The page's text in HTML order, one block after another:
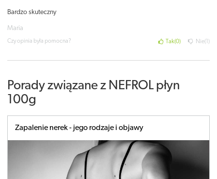
Bardzo skuteczny
Maria
Czy opinia była pomocna? Tak 0 Nie
Porady związane z NEFROL płyn
100g
Zapalenie nerek - jego rodzaje i objawy